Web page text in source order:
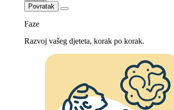
Povratak
Faze
Razvoj vašeg djeteta, korak po korak.